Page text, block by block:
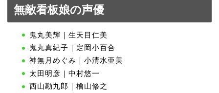
無敵看板娘の声優
鬼丸美輝｜生天目仁美
鬼丸真紀子｜定岡小百合
神無月めぐみ｜小清水亜美
太田明彦｜中村悠一
西山勘九郎｜檜山修之